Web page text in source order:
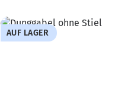
AUF LAGER